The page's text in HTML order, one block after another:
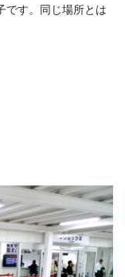
です。同じ場所とは